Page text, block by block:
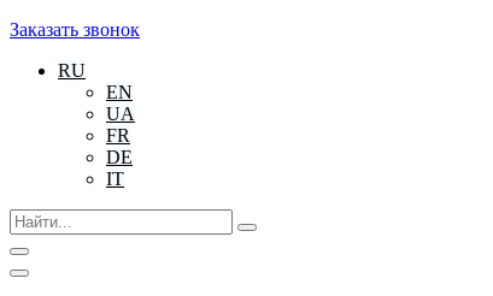
Заказать звонок
RU
EN
UA
FR
DE
IT